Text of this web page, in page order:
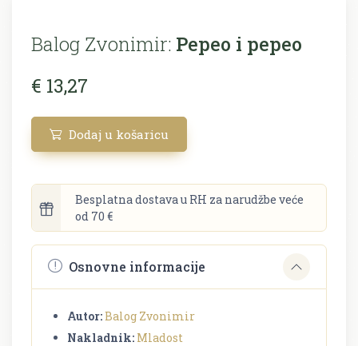
Balog Zvonimir: Pepeo i pepeo
€ 13,27
Dodaj u košaricu
Besplatna dostava u RH za narudžbe veće
od 70 €
Osnovne informacije
Autor:Balog Zvonimir
Nakladnik: Mladost